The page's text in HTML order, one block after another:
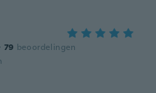
· 79 beoordelingen